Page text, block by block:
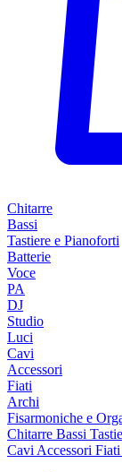
Chitarre
Bassi
Tastiere e Pianoforti
Batterie
Voce
PA
DJ
Studio
Luci
Cavi
Accessori
Fiati
Archi
Fisarmoniche e
Chitarre Bassi
Cavi Accessori Fiati